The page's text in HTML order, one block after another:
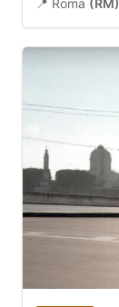
📍 Roma (RM)